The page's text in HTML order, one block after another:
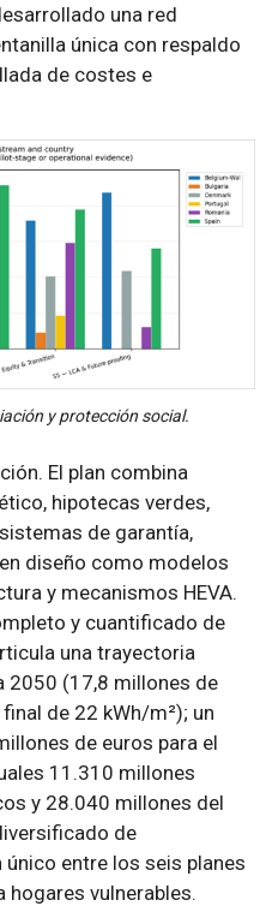
una red
única con respaldo
de costes e
y protección social.
El plan combina
hipotecas verdes,
de garantía,
diseño como modelos
y mecanismos HEVA.
y cuantificado de
una trayectoria
2050 (17,8 millones de
de 22 kWh/m²); un
de euros para el
11.310 millones
y 28.040 millones del
de
entre los seis planes
hogares vulnerables.